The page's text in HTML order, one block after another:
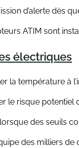
d’alerte dès
ATIM sont
électriques
la température à
le risque potentiel
des seuils
des milliers